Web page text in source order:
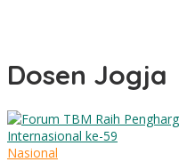
Dosen Jogja
Nasional